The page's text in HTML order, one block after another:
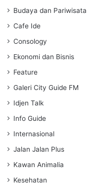
Budaya dan Pariwisata
Cafe Ide
Consology
Ekonomi dan Bisnis
Feature
Galeri City Guide FM
Idjen Talk
Info Guide
Internasional
Jalan Jalan Plus
Kawan Animalia
Kesehatan